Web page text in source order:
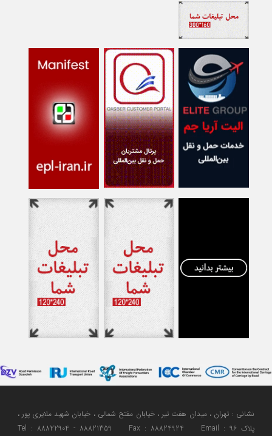
نشانی : تهران ، میدان هفت تیر ، خیابان مفتح شمالی ، خیابان شهید ملایری پور ،
پلاک 96 Tel : 88822904 - 88821359 Fax : 88824924 Email :